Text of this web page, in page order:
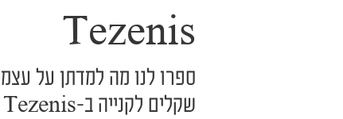
Tezenis
שקלים לקנייה ב-Tezenis